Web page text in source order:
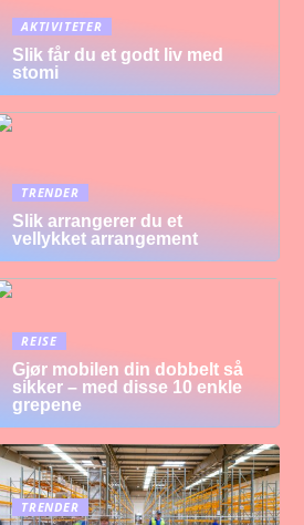
AKTIVITETER
Slik får du et godt liv med
stomi
TRENDER
Slik arrangerer du et
vellykket arrangement
REISE
Gjør mobilen din dobbelt så
sikker – med disse 10 enkle
grepene
TRENDER